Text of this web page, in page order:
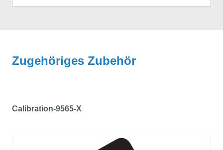
Zugehöriges Zubehör
Calibration-9565-X